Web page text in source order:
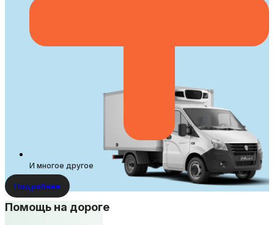
И многое другое
Подробнее
Помощь на дороге